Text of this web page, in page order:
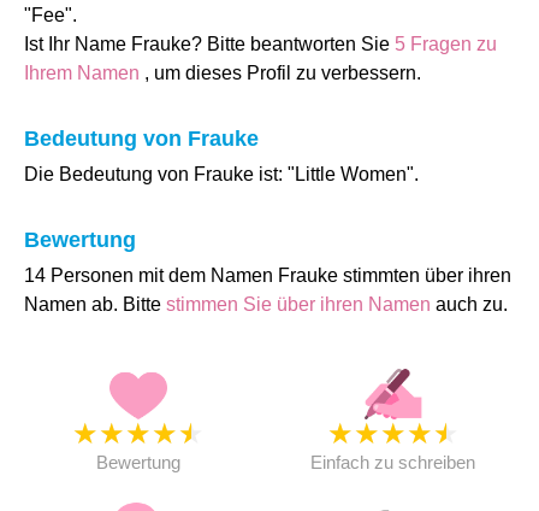
"Fee".
Ist Ihr Name Frauke? Bitte beantworten Sie 5 Fragen zu
Ihrem Namen , um dieses Profil zu verbessern.
Bedeutung von Frauke
Die Bedeutung von Frauke ist: "Little Women".
Bewertung
14 Personen mit dem Namen Frauke stimmten über ihren
Namen ab. Bitte stimmen Sie über ihren Namen auch zu.
★★★★★
Bewertung
★★★★★
Einfach zu schreiben